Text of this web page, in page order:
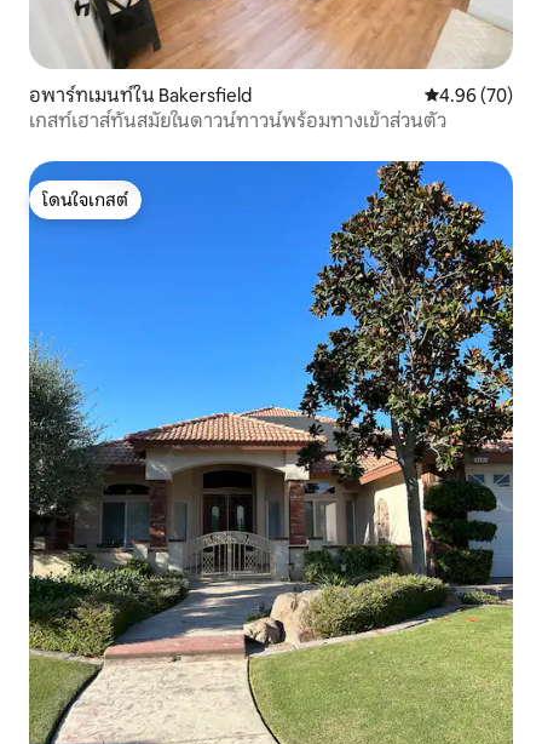
อพาร์ทเมนท์ใน Bakersfield คะแนนเฉลี่ย
4.96 (70)
เกสท์เฮาส์ทันสมัยในดาวน์ทาวน์พร้อมทางเข้าส่วนตัว
โดนใจเกสต์
โดนใจเกสต์